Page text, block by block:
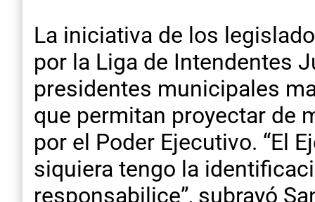
La iniciativa de los
por la Liga de Intendentes
presidentes municipales
que permitan proyectar de
por el Poder Ejecutivo. “El
siquiera tengo la
responsabilice”, subrayó